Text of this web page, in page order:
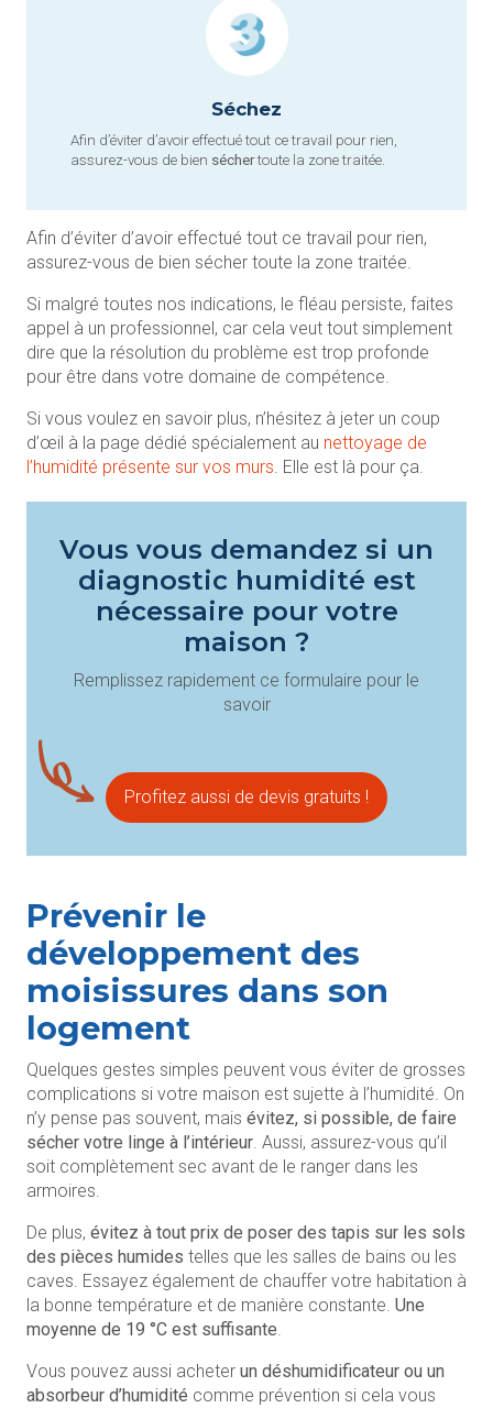
Séchez
Afin d’éviter d’avoir effectué tout ce travail pour rien,
assurez-vous de bien séchertoute la zone traitée.
Afin d’éviter d’avoir effectué tout ce travail pour rien,
assurez-vous de bien sécher toute la zone traitée.
Si malgré toutes nos indications, le fléau persiste, faites
appel à un professionnel, car cela veut tout simplement
dire que la résolution du problème est trop profonde
pour être dans votre domaine de compétence.
Si vous voulez en savoir plus, n’hésitez à jeter un coup
d’œil à la page dédié spécialement au nettoyage de
l’humidité présente sur vos murs. Elle est là pour ça.
Vous vous demandez si un
diagnostic humidité est
nécessaire pour votre
maison ?
Remplissez rapidement ce formulaire pour le
savoir
Profitez aussi de devis gratuits !
Prévenir le
développement des
moisissures dans son
logement
Quelques gestes simples peuvent vous éviter de grosses
complications si votre maison est sujette à l’humidité. On
n’y pense pas souvent, mais évitez, si possible, de faire
sécher votre linge à l’intérieur. Aussi, assurez-vous qu’il
soit complètement sec avant de le ranger dans les
armoires.
De plus, évitez à tout prix de poser des tapis sur les sols
des pièces humides telles que les salles de bains ou les
caves. Essayez également de chauffer votre habitation à
la bonne température et de manière constante. Une
moyenne de 19 °C est suffisante.
Vous pouvez aussi acheter un déshumidificateur ou un
absorbeur d’humidité comme prévention si cela vous